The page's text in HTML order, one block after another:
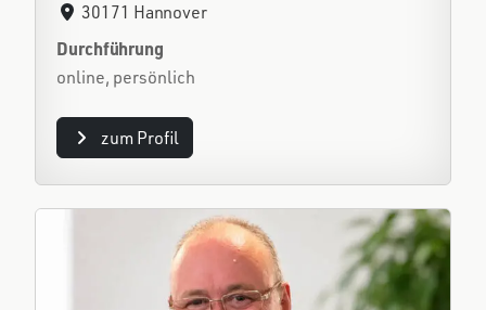
30171 Hannover
Durchführung
online, persönlich
zum Profil